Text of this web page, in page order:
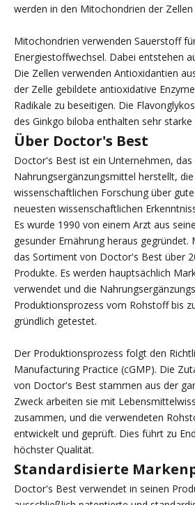
werden in den Mitochondrien der Zellen
Mitochondrien verwenden Sauerstoff
Energiestoffwechsel. Dabei entstehen
Die Zellen verwenden Antioxidantien
der Zelle gebildete antioxidative
Radikale zu beseitigen. Die
des Ginkgo biloba enthalten sehr
Über Doctor's Best
Doctor's Best ist ein Unternehmen, das
Nahrungsergänzungsmittel herstellt,
wissenschaftlichen Forschung über
neuesten wissenschaftlichen
Es wurde 1990 von einem Arzt aus
gesunder Ernährung heraus
das Sortiment von Doctor's Best über
Produkte. Es werden hauptsächlich
verwendet und die
Produktionsprozess vom Rohstoff bis
gründlich getestet.
Der Produktionsprozess folgt den
Manufacturing Practice (cGMP). Die
von Doctor's Best stammen aus der
Zweck arbeiten sie mit
zusammen, und die verwendeten
entwickelt und geprüft. Dies führt zu
höchster Qualität.
Standardisierte
Doctor's Best verwendet in seinen